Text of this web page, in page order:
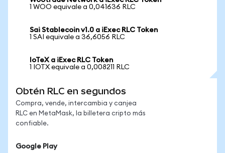
1 WOO equivale a 0,041636 RLC
Sai Stablecoin v1.0 a iExec RLC Token
1 SAI equivale a 36,6056 RLC
IoTeX a iExec RLC Token
1 IOTX equivale a 0,008211 RLC
Obtén RLC en segundos
Compra, vende, intercambia y canjea
RLC en MetaMask, la billetera cripto más
confiable.
Google Play